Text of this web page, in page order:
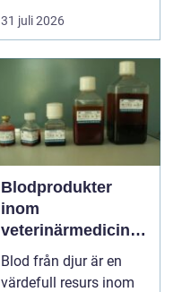
förändras vardagen
snabbt....
31 juli 2026
Blodprodukter
inom
veterinärmedicin
funktion, kvalitet
och användning
Blod från djur är en
värdefull resurs inom